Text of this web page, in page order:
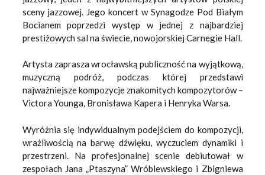
sceny jazzowej. Jego koncert w Synagodze Pod Białym
Bocianem poprzedzi występ w jednej z najbardziej
prestiżowych sal na świecie, nowojorskiej Carnegie Hall.
Artysta zaprasza wrocławską publiczność na wyjątkową,
muzyczną podróż, podczas której przedstawi
najważniejsze kompozycje znakomitych kompozytorów –
Victora Younga, Bronisława Kapera i Henryka Warsa.
Wyróżnia się indywidualnym podejściem do kompozycji,
wrażliwością na barwę dźwięku, wyczuciem dynamiki i
przestrzeni. Na profesjonalnej scenie debiutował w
zespołach Jana „Ptaszyna” Wróblewskiego i Zbigniewa